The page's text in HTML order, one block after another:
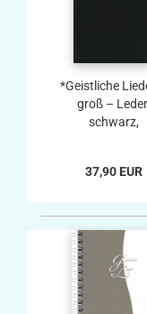
*Geistliche
groß –
schwarz,
37,90 EUR